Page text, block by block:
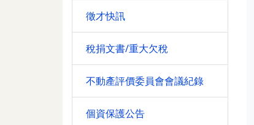
徵才快訊
稅捐文書/重大欠稅
不動產評價委員會會議紀錄
個資保護公告